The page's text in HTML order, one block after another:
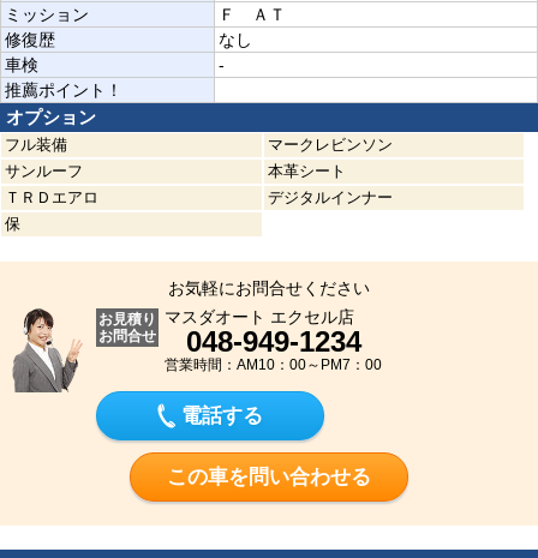
ミッション
Ｆ ＡＴ
修復歴
なし
車検
-
推薦ポイント！
オプション
フル装備
マークレビンソン
サンルーフ
本革シート
ＴＲＤエアロ
デジタルインナー
保
お気軽にお問合せください
お見積り
お問合せ
マスダオート エクセル店
048-949-1234
営業時間：AM10：00～PM7：00
電話する
この車を問い合わせる